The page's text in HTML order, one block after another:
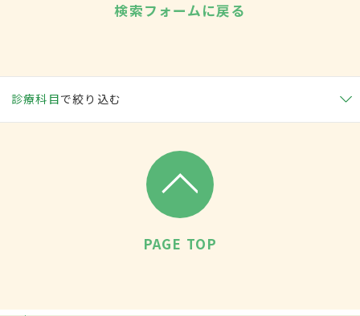
検索フォームに戻る
診療科目で絞り込む
PAGE TOP